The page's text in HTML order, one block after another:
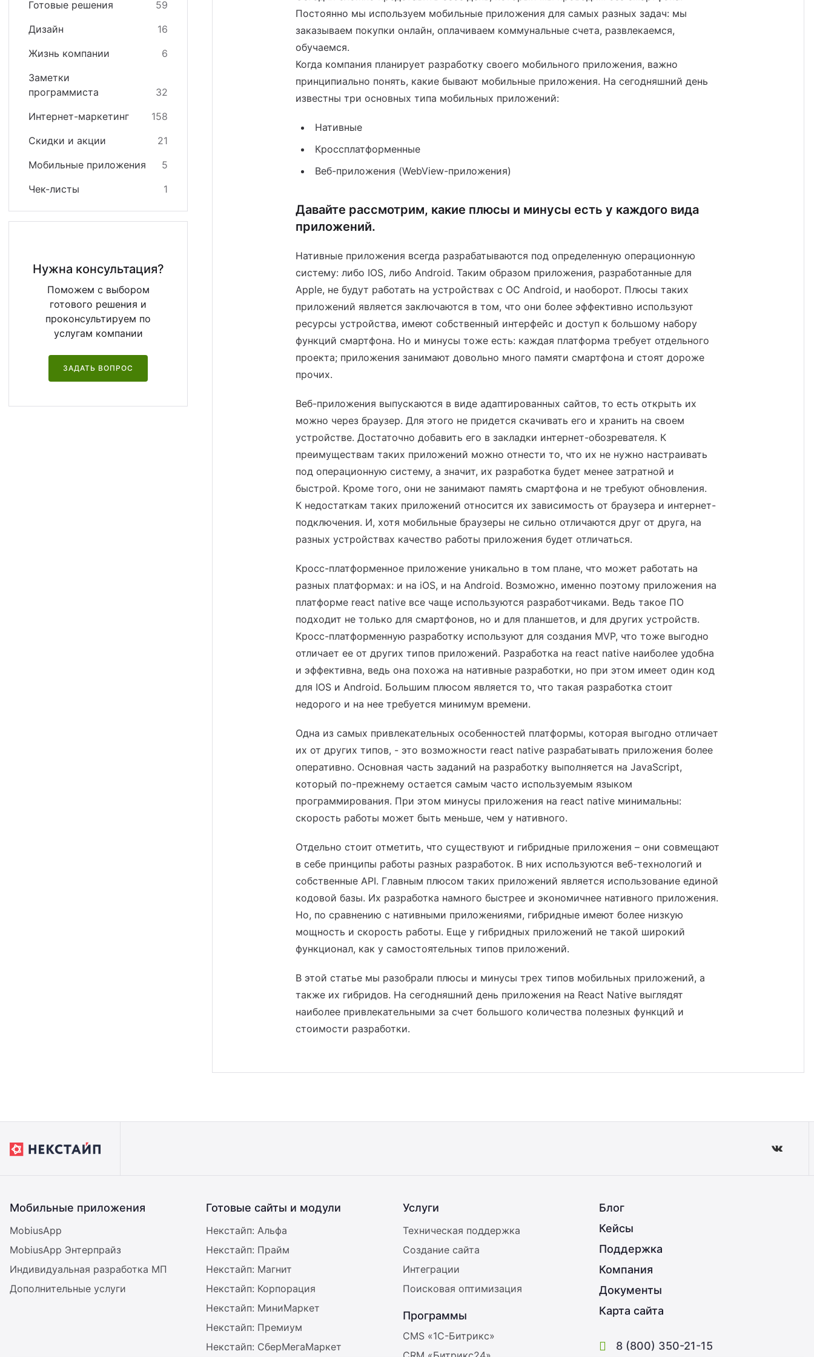
МиниМаркет - лендинг с корзиной и онлайн-оплатой
Премиум - лендинг с каталогом товаров и услуг
Постоянно мы используем мобильные приложения для самых разных задач: мы
заказываем покупки онлайн, оплачиваем коммунальные счета, развлекаемся,
обучаемся.
Когда компания планирует разработку своего мобильного приложения, важно
принципиально понять, какие бывают мобильные приложения. На сегодняшний день
известны три основных типа мобильных приложений:
Нативные
Кроссплатформенные
Веб-приложения (WebView-приложения)
Давайте рассмотрим, какие плюсы и минусы есть у каждого вида
приложений.
Нативные приложения всегда разрабатываются под определенную операционную
систему: либо IOS, либо Android. Таким образом приложения, разработанные для
Apple, не будут работать на устройствах с ОС Android, и наоборот. Плюсы таких
приложений является заключаются в том, что они более эффективно используют
ресурсы устройства, имеют собственный интерфейс и доступ к большому набору
функций смартфона. Но и минусы тоже есть: каждая платформа требует отдельного
проекта; приложения занимают довольно много памяти смартфона и стоят дороже
прочих.
Веб-приложения выпускаются в виде адаптированных сайтов, то есть открыть их
можно через браузер. Для этого не придется скачивать его и хранить на своем
устройстве. Достаточно добавить его в закладки интернет-обозревателя. К
преимуществам таких приложений можно отнести то, что их не нужно настраивать
под операционную систему, а значит, их разработка будет менее затратной и
быстрой. Кроме того, они не занимают память смартфона и не требуют обновления.
К недостаткам таких приложений относится их зависимость от браузера и интернет-
подключения. И, хотя мобильные браузеры не сильно отличаются друг от друга, на
разных устройствах качество работы приложения будет отличаться.
Кросс-платформенное приложение уникально в том плане, что может работать на
разных платформах: и на iOS, и на Android. Возможно, именно поэтому приложения на
платформе react native все чаще используются разработчиками. Ведь такое ПО
подходит не только для смартфонов, но и для планшетов, и для других устройств.
Кросс-платформенную разработку используют для создания MVP, что тоже выгодно
отличает ее от других типов приложений. Разработка на react native наиболее удобна
и эффективна, ведь она похожа на нативные разработки, но при этом имеет один код
для IOS и Android. Большим плюсом является то, что такая разработка стоит
недорого и на нее требуется минимум времени.
Одна из самых привлекательных особенностей платформы, которая выгодно отличает
их от других типов, - это возможности react native разрабатывать приложения более
оперативно. Основная часть заданий на разработку выполняется на JavaScript,
который по-прежнему остается самым часто используемым языком
программирования. При этом минусы приложения на react native минимальны:
скорость работы может быть меньше, чем у нативного.
Отдельно стоит отметить, что существуют и гибридные приложения – они совмещают
в себе принципы работы разных разработок. В них используются веб-технологий и
собственные API. Главным плюсом таких приложений является использование единой
кодовой базы. Их разработка намного быстрее и экономичнее нативного приложения.
Но, по сравнению с нативными приложениями, гибридные имеют более низкую
мощность и скорость работы. Еще у гибридных приложений не такой широкий
функционал, как у самостоятельных типов приложений.
В этой статье мы разобрали плюсы и минусы трех типов мобильных приложений, а
также их гибридов. На сегодняшний день приложения на React Native выглядят
наиболее привлекательными за счет большого количества полезных функций и
стоимости разработки.
Готовые решения
59
Дизайн
16
Жизнь компании
6
Заметки
программиста
32
Интернет-маркетинг
158
Скидки и акции
21
Мобильные приложения
5
Чек-листы
1
Нужна консультация?
Поможем с выбором
готового решения и
проконсультируем по
услугам компании
ЗАДАТЬ ВОПРОС
Мобильные приложения
MobiusApp
MobiusApp Энтерпрайз
Индивидуальная разработка МП
Дополнительные услуги
Готовые сайты и модули
Некстайп: Альфа
Некстайп: Прайм
Некстайп: Магнит
Некстайп: Корпорация
Некстайп: МиниМаркет
Некстайп: Премиум
Некстайп: СберМегаМаркет
Услуги
Техническая поддержка
Создание сайта
Интеграции
Поисковая оптимизация
Программы
CMS «1С-Битрикс»
Блог
Кейсы
Поддержка
Компания
Документы
Карта сайта
8 (800) 350-21-15